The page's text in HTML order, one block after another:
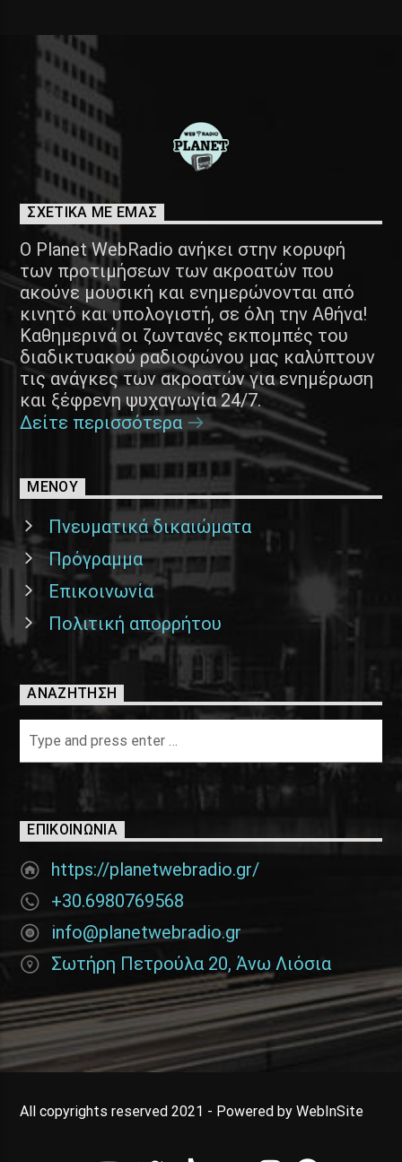
ΣΧΕΤΙΚΑ ΜΕ ΕΜΑΣ
Ο Planet WebRadio ανήκει στην κορυφή
των προτιμήσεων των ακροατών που
ακούνε μουσική και ενημερώνονται από
κινητό και υπολογιστή, σε όλη την Αθήνα!
Καθημερινά οι ζωντανές εκπομπές του
διαδικτυακού ραδιοφώνου μας καλύπτουν
τις ανάγκες των ακροατών για ενημέρωση
και ξέφρενη ψυχαγωγία 24/7.
Δείτε περισσότερα
ΜΕΝΟΥ
Πνευματικά δικαιώματα
Πρόγραμμα
Επικοινωνία
Πολιτική απορρήτου
ΑΝΑΖΉΤΗΣΗ
ΕΠΙΚΟΙΝΩΝΊΑ
https://planetwebradio.gr/
+30.6980769568
info@planetwebradio.gr
Σωτήρη Πετρούλα 20, Άνω Λιόσια
All copyrights reserved 2021 - Powered by WebInSite